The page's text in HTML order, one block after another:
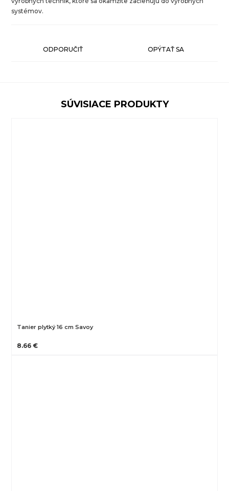
systémov.
ODPORUČIŤ OPÝTAŤ SA
SÚVISIACE PRODUKTY
Tanier plytký 16 cm Savoy
8.66 €